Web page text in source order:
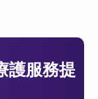
護服務提